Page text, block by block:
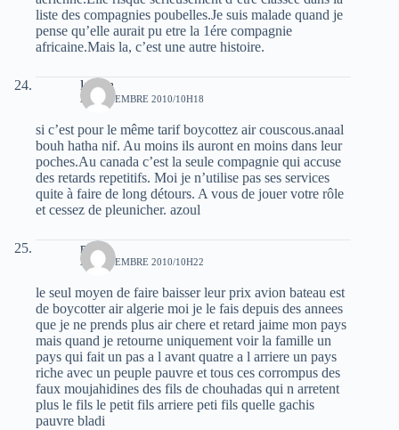
liste des compagnies poubelles.Je suis malade quand je
pense qu’elle aurait pu etre la 1ére compagnie
africaine.Mais la, c’est une autre histoire.
lacirta
27 NOVEMBRE 2010/10H18
si c’est pour le même tarif boycottez air couscous.anaal
bouh hatha nif. Au moins ils auront en moins dans leur
poches.Au canada c’est la seule compagnie qui accuse
des retards repetitifs. Moi je n’utilise pas ses services
quite à faire de long détours. A vous de jouer votre rôle
et cessez de pleunicher. azoul
mlata
27 NOVEMBRE 2010/10H22
le seul moyen de faire baisser leur prix avion bateau est
de boycotter air algerie moi je le fais depuis des annees
que je ne prends plus air chere et retard jaime mon pays
mais quand je retourne uniquement voir la famille un
pays qui fait un pas a l avant quatre a l arriere un pays
riche avec un peuple pauvre et tous ces corrompus des
faux moujahidines des fils de chouhadas qui n arretent
plus le fils le petit fils arriere peti fils quelle gachis
pauvre bladi